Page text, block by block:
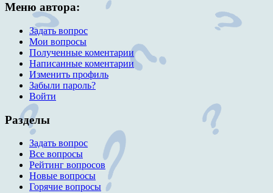
Меню автора:
Задать вопрос
Мои вопросы
Полученные коментарии
Написанные коментарии
Изменить профиль
Забыли пароль?
Войти
Разделы
Задать вопрос
Все вопросы
Рейтинг вопросов
Новые вопросы
Горячие вопросы